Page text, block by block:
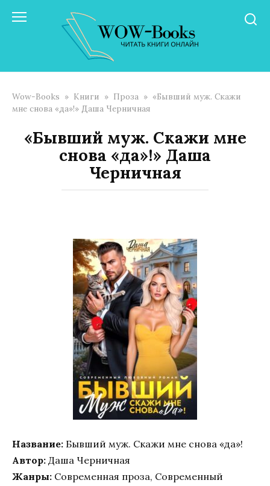
Wow-Books » Книги » Проза » «Бывший муж. Скажи
мне снова «да»!» Даша Черничная
«Бывший муж. Скажи мне
снова «да»!» Даша
Черничная
Название: Бывший муж. Скажи мне снова «да»!
Автор: Даша Черничная
Жанры: Современная проза, Современный